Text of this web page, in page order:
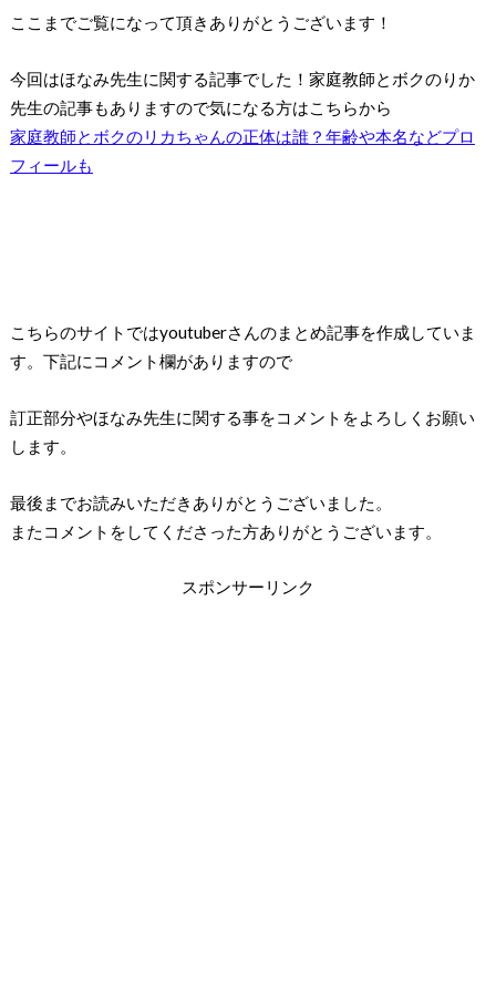
ここまでご覧になって頂きありがとうございます！
今回はほなみ先生に関する記事でした！家庭教師とボクのりか
先生の記事もありますので気になる方はこちらから
家庭教師とボクのリカちゃんの正体は誰？年齢や本名などプロ
フィールも
こちらのサイトではyoutuberさんのまとめ記事を作成していま
す。下記にコメント欄がありますので
訂正部分やほなみ先生に関する事をコメントをよろしくお願い
します。
最後までお読みいただきありがとうございました。
またコメントをしてくださった方ありがとうございます。
スポンサーリンク